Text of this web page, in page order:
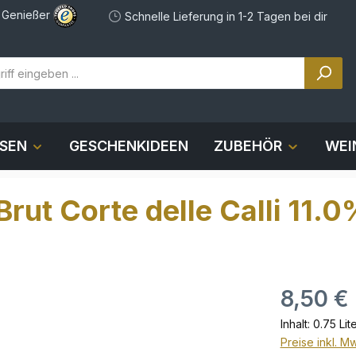
Schnelle Lieferung in 1-2 Tagen bei dir
GESCHENKIDEEN ZUBEHÖR
Corte delle Calli
8,50 €
Inhalt: 0.75
Preise inkl.